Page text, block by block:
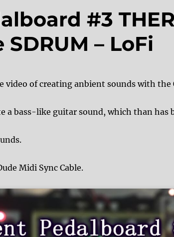
#3
– LoFi
of creating anbient sounds with the
a bass-like guitar sound, which than has
Midi Sync Cable.